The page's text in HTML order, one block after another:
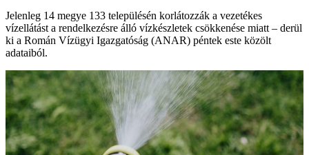
Jelenleg 14 megye 133 településén korlátozzák a vezetékes
vízellátást a rendelkezésre álló vízkészletek csökkenése miatt – derül
ki a Román Vízügyi Igazgatóság (ANAR) péntek este közölt
adataiból.